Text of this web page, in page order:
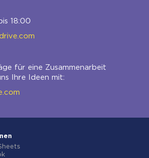
18:00
für eine Zusammenarbeit
Ihre Ideen mit: